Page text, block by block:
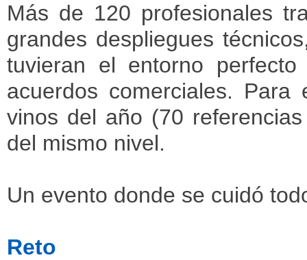
Más de 120 profesionales
grandes despliegues
tuvieran el entorno
acuerdos comerciales.
vinos del año (70
del mismo nivel.
Un evento donde se cuidó
Reto